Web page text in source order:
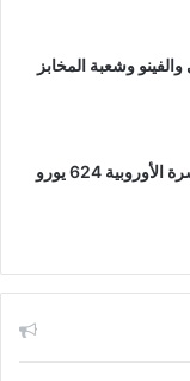
وشعبة المخابز
الأطعمة المجمدة توفر للأسرة الأوروبية 624 يورو